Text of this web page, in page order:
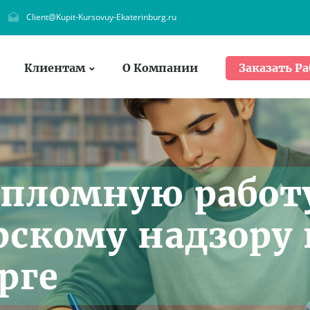
Client@Kupit-Kursovuy-Ekaterinburg.ru
Клиентам О Компании Заказать
надзору